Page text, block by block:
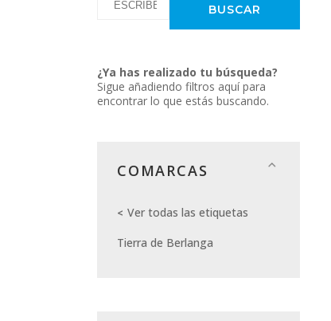
¿Ya has realizado tu búsqueda?
Sigue añadiendo filtros aquí para
encontrar lo que estás buscando.
COMARCAS
Ver todas las etiquetas
Tierra de Berlanga